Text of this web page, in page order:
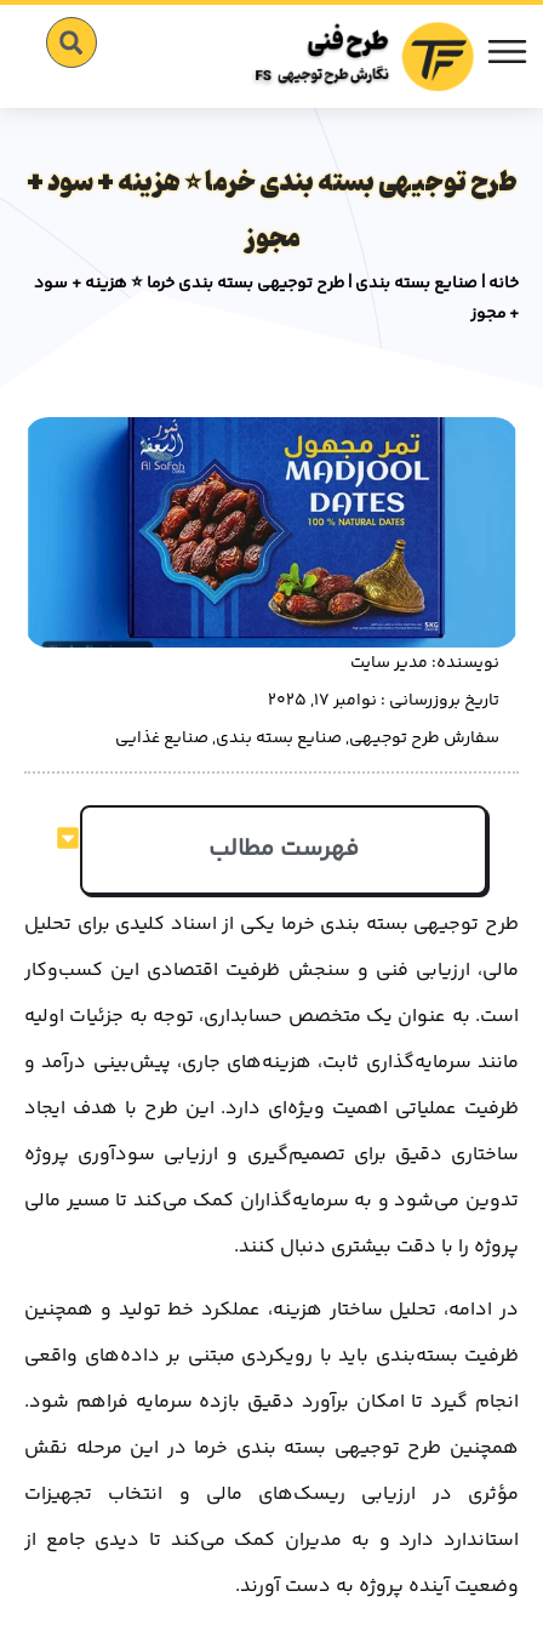
طرح توجیهی بسته بندی خرما ⭐️ هزینه + سود +
مجوز
خانه|صنایع بسته بندی|طرح توجیهی بسته بندی خرما ⭐️ هزینه + سود
+ مجوز
نویسنده: مدیر سایت
تاریخ بروزرسانی : نوامبر 17, 2025
سفارش طرح توجیهی,صنایع بسته بندی,صنایع غذایی
فهرست مطالب
طرح توجیهی بسته بندی خرما یکی از اسناد کلیدی برای تحلیل
مالی، ارزیابی فنی و سنجش ظرفیت اقتصادی این کسب‌وکار
است. به عنوان یک متخصص حسابداری، توجه به جزئیات اولیه
مانند سرمایه‌گذاری ثابت، هزینه‌های جاری، پیش‌بینی درآمد و
ظرفیت عملیاتی اهمیت ویژه‌ای دارد. این طرح با هدف ایجاد
ساختاری دقیق برای تصمیم‌گیری و ارزیابی سودآوری پروژه
تدوین می‌شود و به سرمایه‌گذاران کمک می‌کند تا مسیر مالی
پروژه را با دقت بیشتری دنبال کنند.
در ادامه، تحلیل ساختار هزینه، عملکرد خط تولید و همچنین
ظرفیت بسته‌بندی باید با رویکردی مبتنی بر داده‌های واقعی
انجام گیرد تا امکان برآورد دقیق بازده سرمایه فراهم شود.
همچنین طرح توجیهی بسته بندی خرما در این مرحله نقش
مؤثری در ارزیابی ریسک‌های مالی و انتخاب تجهیزات
استاندارد دارد و به مدیران کمک می‌کند تا دیدی جامع از
وضعیت آینده پروژه به دست آورند.